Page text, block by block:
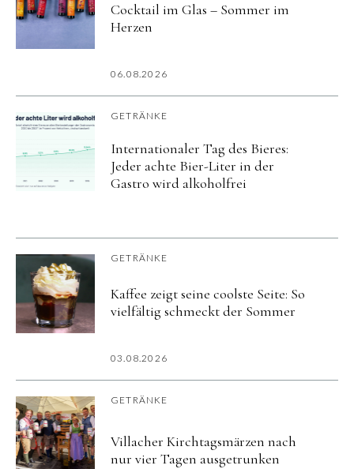
Cocktail im Glas – Sommer im
Herzen
06.08.2026
GETRÄNKE
Internationaler Tag des Bieres:
Jeder achte Bier-Liter in der
Gastro wird alkoholfrei
GETRÄNKE
Kaffee zeigt seine coolste Seite: So
vielfältig schmeckt der Sommer
03.08.2026
GETRÄNKE
Villacher Kirchtagsmärzen nach
nur vier Tagen ausgetrunken